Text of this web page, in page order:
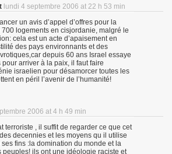
lundi 4 septembre 2006 at 22 h 53 min
un avis d’appel d’offres pour la
logements en cisjordanie, malgré le
cela est un acte d’apaisement en
des pays environnants et des
depuis 60 ans Israel essaye
arriver à la paix, il faut faire
israelien pour désamorcer toutes les
en péril l’avenir de l’humanité!
2006 at 4 h 49 min
terroriste , il suffit de regarder ce que cet
decennies et les moyens qu il utilise
fins :la domination du monde et la
peuples! ils ont une idéologie raciste et